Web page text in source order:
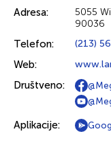
Adresa:
5055
90036
Telefon: (213)
Web:
Društveno:
Aplikacije: